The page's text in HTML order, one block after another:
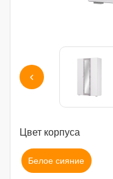
Цвет корпуса
Белое сияние